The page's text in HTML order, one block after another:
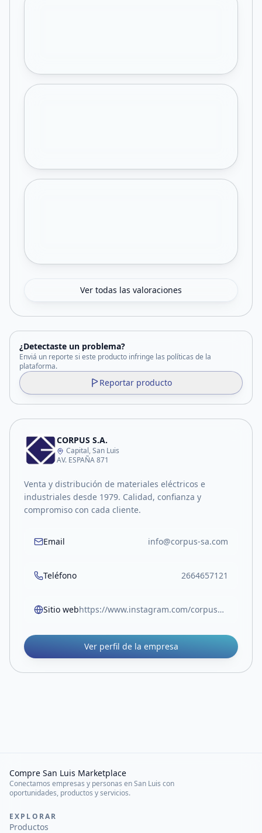
Ver todas las valoraciones
¿Detectaste un problema?
Enviá un reporte si este producto infringe las políticas de la
plataforma.
Reportar producto
CORPUS S.A.
Capital, San Luis
AV. ESPAÑA 871
Venta y distribución de materiales eléctricos e
industriales desde 1979. Calidad, confianza y
compromiso con cada cliente.
Email info@corpus-sa.com
Teléfono 2664657121
Sitio web https://www.instagram.com/corpusmateriales/
Ver perfil de la empresa
Compre San Luis Marketplace
Conectamos empresas y personas en San Luis con
oportunidades, productos y servicios.
EXPLORAR
Productos